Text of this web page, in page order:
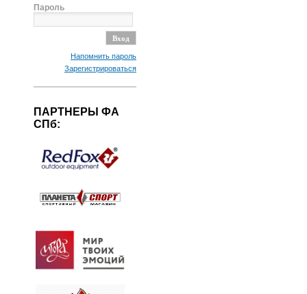
Пароль
Напомнить пароль
Зарегистрироваться
ПАРТНЕРЫ ФА
СПб: